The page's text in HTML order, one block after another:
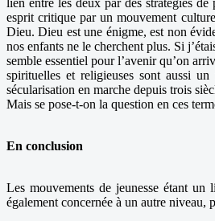
esprit critique par un mouvement
Dieu. Dieu est une énigme, est non
nos enfants ne le cherchent plus. Si
semble essentiel pour l’avenir qu’on
spirituelles et religieuses sont aussi
sécularisation en marche depuis trois
Mais se pose-t-on la question en ces
En conclusion
Les mouvements de jeunesse étant
également concernée à un autre niveau,